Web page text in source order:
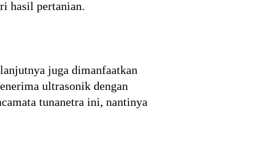
hasil pertanian.
juga dimanfaatkan
ultrasonik dengan
tunanetra ini, nantinya